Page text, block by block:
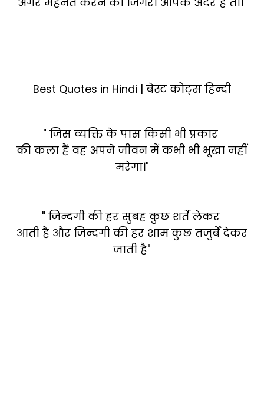
Best Quotes in Hindi | बेस्ट कोट्स हिन्दी
" जिस व्यक्ति के पास किसी भी प्रकार
की कला हैं वह अपने जीवन में कभी भी भूखा नहीं
मरेगा।"
" जिन्दगी की हर सुबह कुछ शर्ते लेकर
आती है और जिन्दगी की हर शाम कुछ तजुर्बे देकर
जाती है"